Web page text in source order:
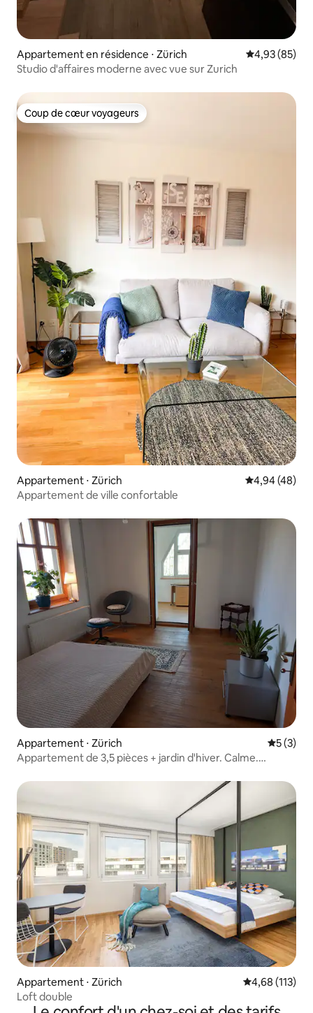
Appartement en résidence ⋅ Zürich Évaluation
4,93 (85)
Studio d'affaires moderne avec vue sur Zurich
Coup de cœur voyageurs
Coup de cœur voyageurs
Appartement ⋅ Zürich Évaluation
4,94 (48)
Appartement de ville confortable
Appartement ⋅ Zürich
5 (3)
Appartement de 3,5 pièces + jardin d'hiver. Calme.
Appartement ⋅ Zürich Évaluation
4,68 (113)
Loft double